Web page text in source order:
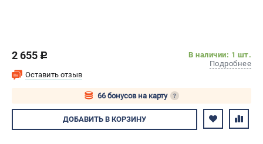
2 655 c
В наличии: 1 шт.
Подробнее
Оставить отзыв
66 бонусов на карту ?
Авторизуйтесь
ДОБАВИТЬ В КОРЗИНУ